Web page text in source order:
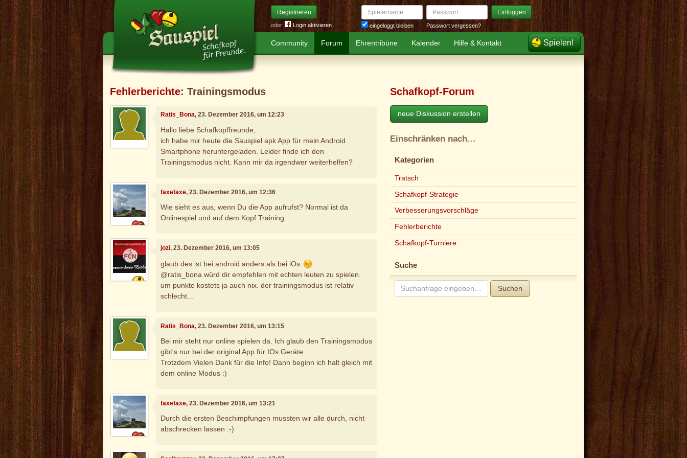
Registrieren
oder Login aktivieren
Spielername
eingeloggt bleiben
Passwort Einloggen
Passwort vergessen?
Community Forum Ehrentribüne Kalender Hilfe & Kontakt Spielen!
Fehlerberichte: Trainingsmodus
Ratis_Bona, 23. Dezember 2016, um 12:23
Hallo liebe Schafkopffreunde,
ich habe mir heute die Sauspiel apk App für mein Android
Smartphone heruntergeladen. Leider finde ich den
Trainingsmodus nicht. Kann mir da irgendwer weiterhelfen?
faxefaxe, 23. Dezember 2016, um 12:36
Wie sieht es aus, wenn Du die App aufrufst? Normal ist da
Onlinespiel und auf dem Kopf Training.
jozi, 23. Dezember 2016, um 13:05
glaub des ist bei android anders als bei iOs
@ratis_bona würd dir empfehlen mit echten leuten zu spielen.
um punkte kostets ja auch nix. der trainingsmodus ist relativ
schlecht...
Ratis_Bona, 23. Dezember 2016, um 13:15
Bei mir steht nur online spielen da. Ich glaub den Trainingsmodus
gibt's nur bei der original App für IOs Geräte.
Trotzdem Vielen Dank für die Info! Dann beginn ich halt gleich mit
dem online Modus :)
faxefaxe, 23. Dezember 2016, um 13:21
Durch die ersten Beschimpfungen mussten wir alle durch, nicht
abschrecken lassen :-)
Schafkopf-Forum
neue Diskussion erstellen
Einschränken nach…
Kategorien
Tratsch
Schafkopf-Strategie
Verbesserungsvorschläge
Fehlerberichte
Schafkopf-Turniere
Suche
Suchen